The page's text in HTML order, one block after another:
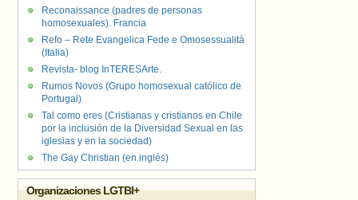
Reconaissance (padres de personas
homosexuales). Francia
Refo – Rete Evangelica Fede e Omosessualità
(Italia)
Revista- blog InTERESArte.
Rumos Novos (Grupo homosexual católico de
Portugal)
Tal como eres (Cristianas y cristianos en Chile
por la inclusión de la Diversidad Sexual en las
iglesias y en la sociedad)
The Gay Christian (en inglés)
Organizaciones LGTBI+